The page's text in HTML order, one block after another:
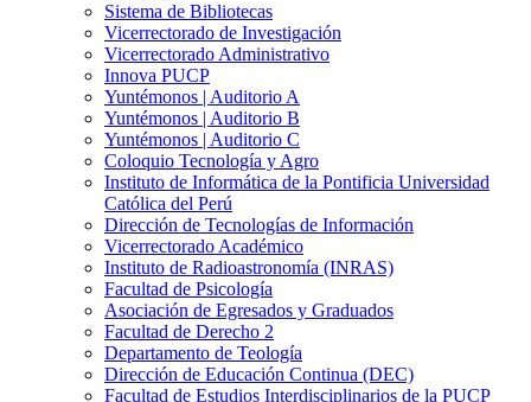
Sistema de Bibliotecas
Vicerrectorado de Investigación
Vicerrectorado Administrativo
Innova PUCP
Yuntémonos | Auditorio A
Yuntémonos | Auditorio B
Yuntémonos | Auditorio C
Coloquio Tecnología y Agro
Instituto de Informática de la Pontificia Universidad
Católica del Perú
Dirección de Tecnologías de Información
Vicerrectorado Académico
Instituto de Radioastronomía (INRAS)
Facultad de Psicología
Asociación de Egresados y Graduados
Facultad de Derecho 2
Departamento de Teología
Dirección de Educación Continua (DEC)
Facultad de Estudios Interdisciplinarios de la PUCP